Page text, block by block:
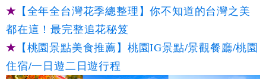
★ 【全年全台灣花季總整理】你不知道的台灣之美
都在這！最完整追花秘笈
★ 【桃園景點美食推薦】桃園IG景點/景觀餐廳/桃園
住宿/一日遊二日遊行程